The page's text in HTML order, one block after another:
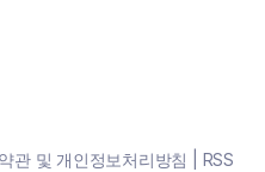
관 및 개인정보처리방침 RSS